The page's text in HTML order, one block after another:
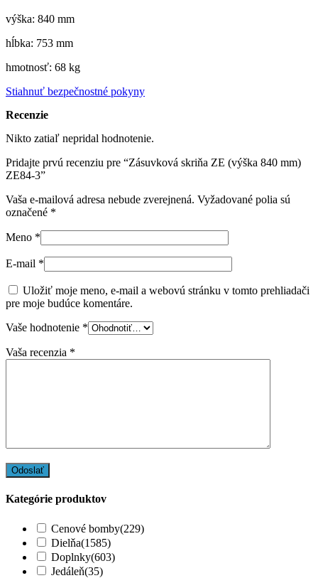
výška: 840 mm
hĺbka: 753 mm
hmotnosť: 68 kg
Stiahnuť bezpečnostné pokyny
Recenzie
Nikto zatiaľ nepridal hodnotenie.
Pridajte prvú recenziu pre “Zásuvková skriňa ZE (výška 840 mm)
ZE84-3”
Vaša e-mailová adresa nebude zverejnená. Vyžadované polia sú
označené *
Meno *
E-mail *
Uložiť moje meno, e-mail a webovú stránku v tomto prehliadači
pre moje budúce komentáre.
Vaše hodnotenie *
Vaša recenzia *
Kategórie produktov
Cenové bomby(229)
Dielňa(1585)
Doplnky(603)
Jedáleň(35)